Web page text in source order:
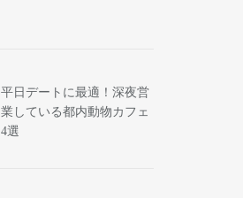
平日デートに最適！深夜営
業している都内動物カフェ
4選